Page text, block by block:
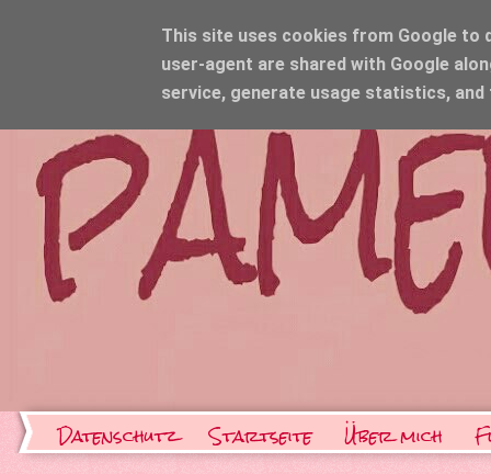
Datenschutz Startseite Über mich
This site uses cookies from Google to
user-agent are shared with Google
service, generate usage statistics,